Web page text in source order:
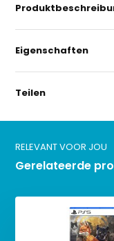
Eigenschaften
Teilen
RELEVANT VOOR JOU
Gerelateerde